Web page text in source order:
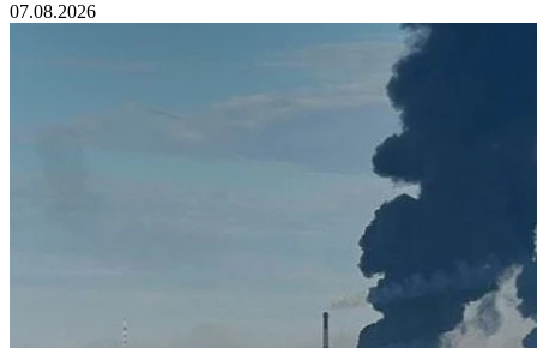
07.08.2026